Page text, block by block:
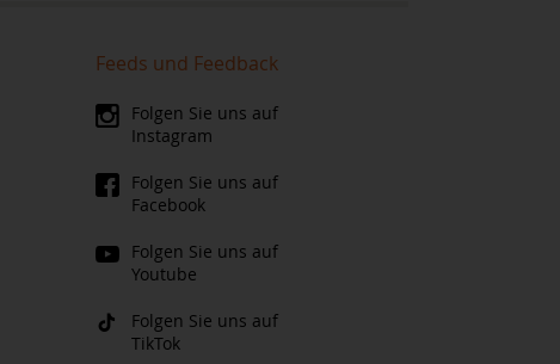
Feeds und Feedback
Folgen Sie uns auf
Instagram
Folgen Sie uns auf
Facebook
Folgen Sie uns auf
Youtube
Folgen Sie uns auf
TikTok